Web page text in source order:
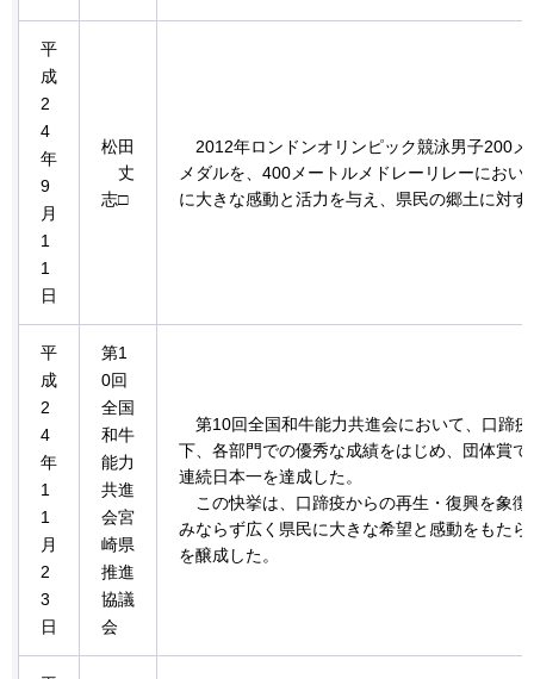
平
成
2
4
年
9
月
1
1
日
松田
丈
志□
2012年ロンドンオリンピック競泳男子200
メダルを、400メートルメドレーリレーにお
に大きな感動と活力を与え、県民の郷土に対
平
成
2
4
年
1
1
月
2
3
日
第1
0回
全国
和牛
能力
共進
会宮
崎県
推進
協議
会
第10回全国和牛能力共進会において、口蹄
下、各部門での優秀な成績をはじめ、団体賞
連続日本一を達成した。
この快挙は、 口蹄疫からの再生・復興を象
みならず広く県民に大きな希望と感動をもた
を醸成した。